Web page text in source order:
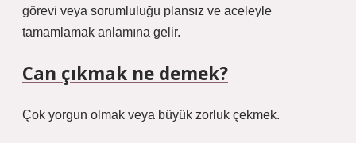
görevi veya sorumluluğu plansız ve aceleyle
tamamlamak anlamına gelir.
Can çıkmak ne demek?
Çok yorgun olmak veya büyük zorluk çekmek.